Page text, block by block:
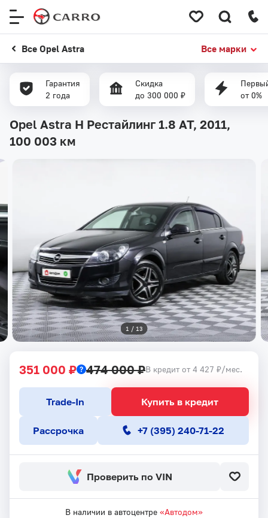
Все Opel Astra Все марки
Гарантия
2 года
Скидка
до 300 000 ₽
от 0%
Opel Astra H Рестайлинг 1.8 AT, 2011,
100 003 км
1 / 13
351 000 ₽ 474 000 ₽В кредит от 4 427 ₽/мес.
Купить в кредит
Trade-In
Рассрочка +7 (395) 240-71-22
Проверить по VIN
В наличии в автоцентре «Автодом»